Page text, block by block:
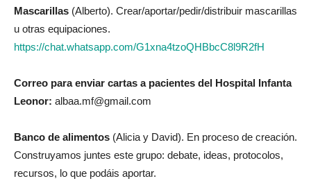
Mascarillas (Alberto). Crear/aportar/pedir/distribuir mascarillas
u otras equipaciones.
https://chat.whatsapp.com/G1xna4tzoQHBbcC8l9R2fH
Correo para enviar cartas a pacientes del Hospital Infanta
Leonor: albaa.mf@gmail.com
Banco de alimentos (Alicia y David). En proceso de creación.
Construyamos juntes este grupo: debate, ideas, protocolos,
recursos, lo que podáis aportar.